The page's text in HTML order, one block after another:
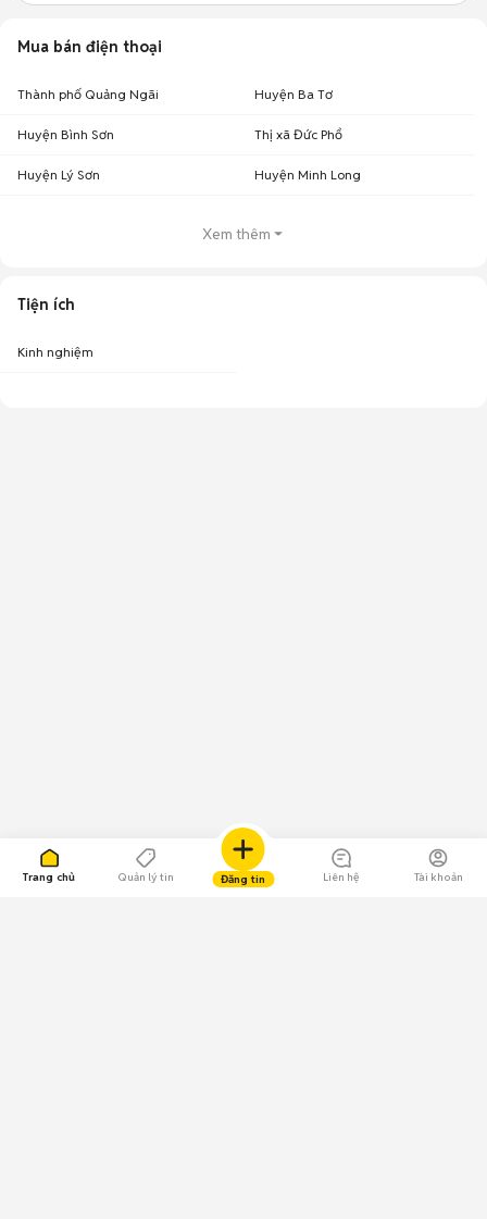
Trang chủ Quản lý tin Đăng tin Liên hệ Tài khoản
Mua bán điện thoại
Thành phố Quảng Ngãi Huyện Ba Tơ
Huyện Bình Sơn Thị xã Đức Phổ
Huyện Lý Sơn Huyện Minh Long
Xem thêm
Tiện ích
Kinh nghiệm